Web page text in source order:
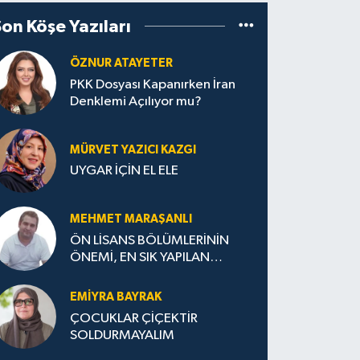
Köşe Yazıları
ÖZNUR ATAYETER
PKK Dosyası Kapanırken İran
Denklemi Açılıyor mu?
MÜRVET YAZICI KAZGI
UYGAR İÇİN EL ELE
MEHMET MARAŞANLI
ÖN LİSANS BÖLÜMLERİNİN
ÖNEMİ, EN SIK YAPILAN
STRATEJİLERİ
EMIYRA BAYRAK
ÇOCUKLAR ÇİÇEKTİR
SOLDURMAYALIM